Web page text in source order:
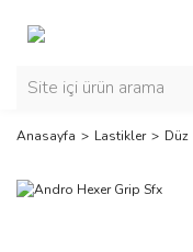
Anasayfa Lastikler Düz